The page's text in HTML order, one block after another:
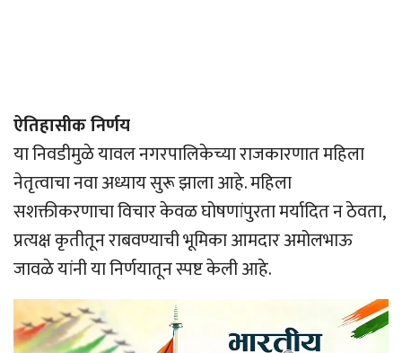
ऐतिहासीक निर्णय
या निवडीमुळे यावल नगरपालिकेच्या राजकारणात महिला
नेतृत्वाचा नवा अध्याय सुरू झाला आहे. महिला
सशक्तीकरणाचा विचार केवळ घोषणांपुरता मर्यादित न ठेवता,
प्रत्यक्ष कृतीतून राबवण्याची भूमिका आमदार अमोलभाऊ
जावळे यांनी या निर्णयातून स्पष्ट केली आहे.